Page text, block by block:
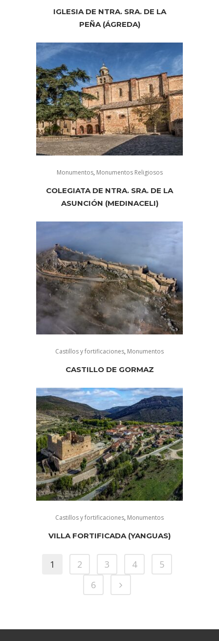
IGLESIA DE NTRA. SRA. DE LA
PEÑA (ÁGREDA)
Monumentos, Monumentos Religiosos
COLEGIATA DE NTRA. SRA. DE LA
ASUNCIÓN (MEDINACELI)
Castillos y fortificaciones, Monumentos
CASTILLO DE GORMAZ
Castillos y fortificaciones, Monumentos
VILLA FORTIFICADA (YANGUAS)
1 2 3 4
5
6